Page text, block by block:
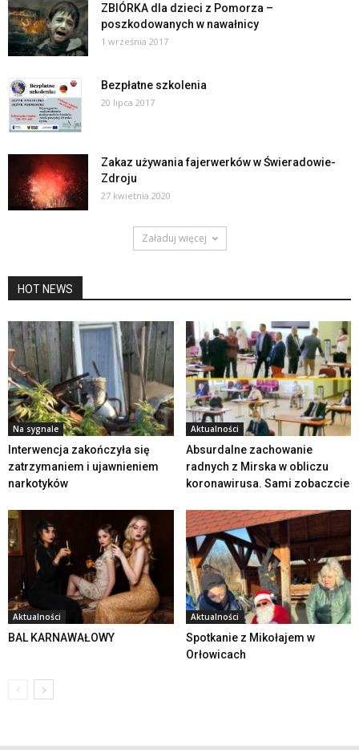
ZBIÓRKA dla dzieci z Pomorza –
poszkodowanych w nawałnicy
1 września 2017
Bezpłatne szkolenia
20 lipca 2017
Zakaz używania fajerwerków w Świeradowie-
Zdroju
27 kwietnia 2020
Załaduj więcej
HOT NEWS
Na sygnale
Interwencja zakończyła się
zatrzymaniem i ujawnieniem
narkotyków
Aktualności
Absurdalne zachowanie
radnych z Mirska w obliczu
koronawirusa. Sami zobaczcie
Aktualności
BAL KARNAWAŁOWY
Aktualności
Spotkanie z Mikołajem w
Orłowicach